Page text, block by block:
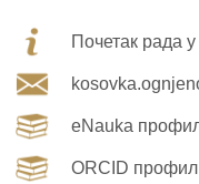
Почетак рада
eNauka
ORCID профил